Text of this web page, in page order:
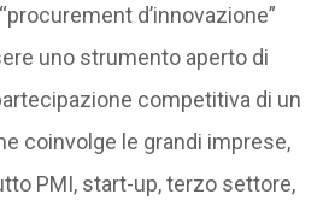
d’innovazione”
uno strumento aperto di
competitiva di un
coinvolge le grandi imprese,
PMI, start-up, terzo settore,